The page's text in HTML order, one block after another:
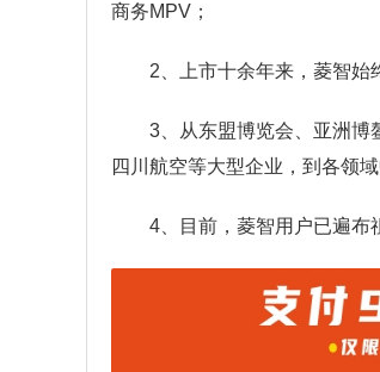
商务MPV；
2、上市十余年来，菱智始
3、从东盟博览会、亚洲博
四川航空等大型企业，到各领
4、目前，菱智用户已遍布